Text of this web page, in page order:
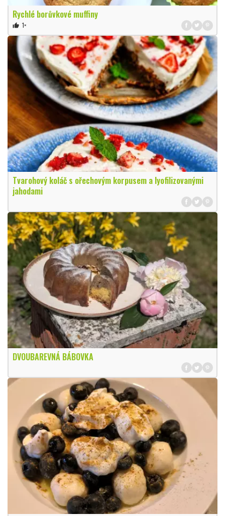
Rychlé borůvkové muffiny
thumb_up 1×
Tvarohový koláč s ořechovým korpusem a lyofilizovanými
jahodami
DVOUBAREVNÁ BÁBOVKA